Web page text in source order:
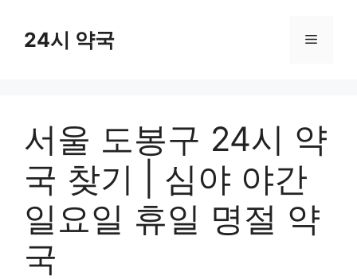
24시 약국 메
서울 도봉구 24시 약
국 찾기 | 심야 야간
일요일 휴일 명절 약
국